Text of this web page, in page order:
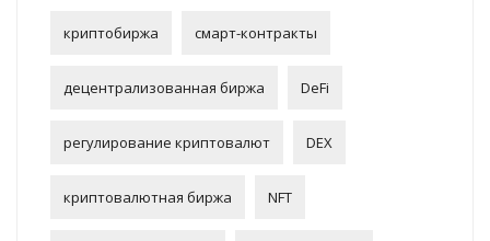
криптобиржа смарт-контракты
децентрализованная биржа DeFi
регулирование криптовалют DEX
криптовалютная биржа NFT